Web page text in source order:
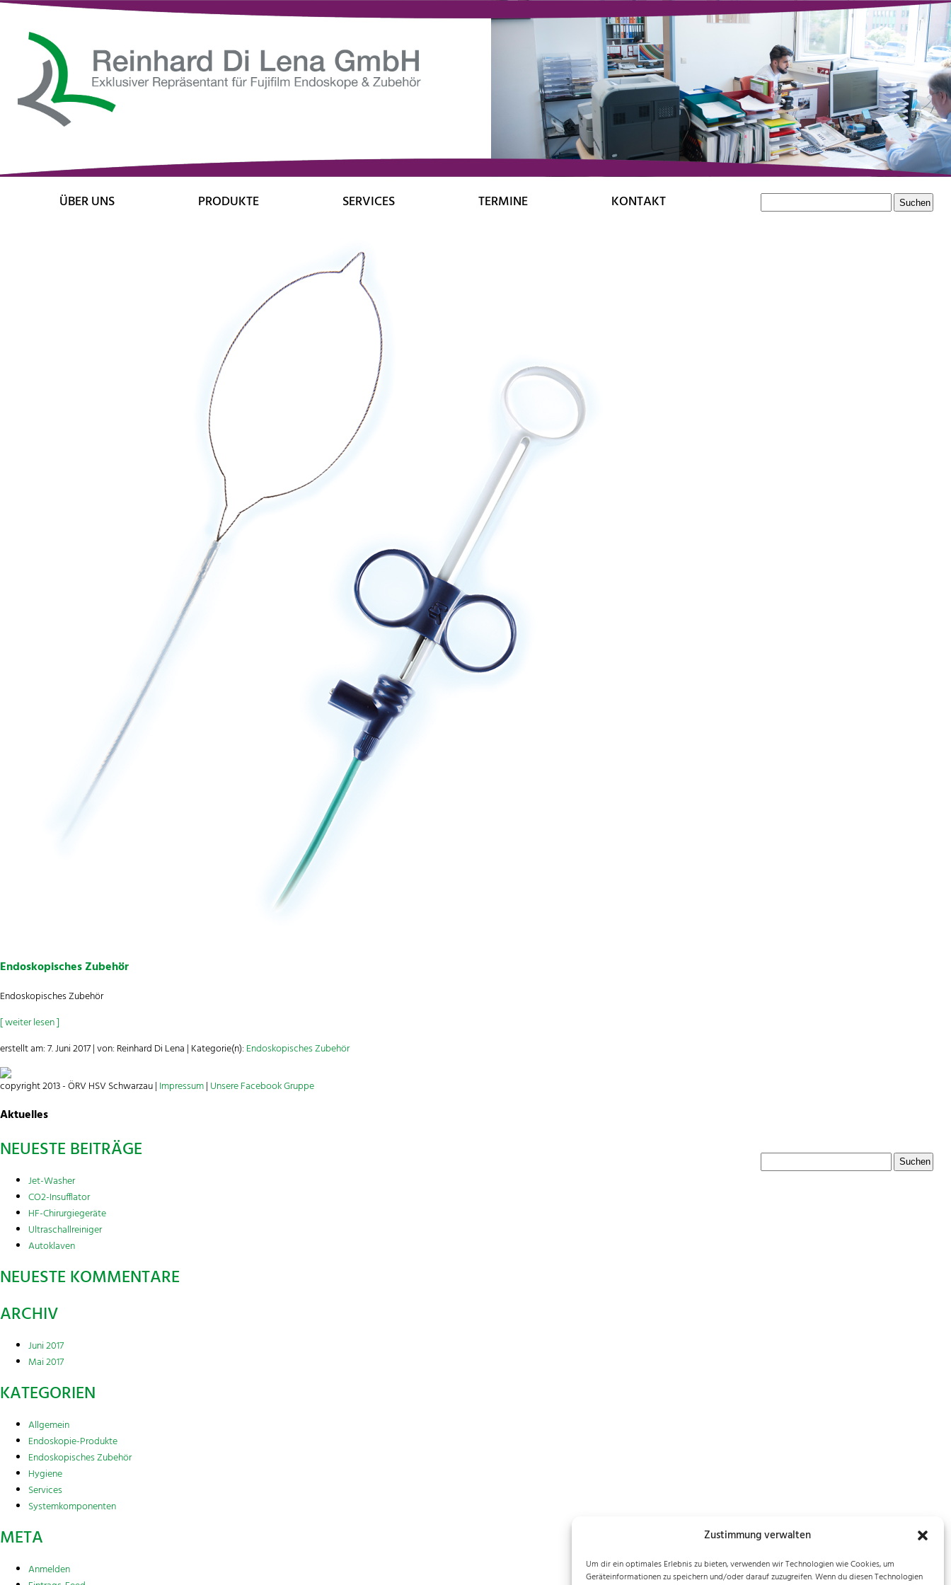
Zustimmung verwalten
Um dir ein optimales Erlebnis zu bieten, verwenden wir Technologien wie Cookies, um
Geräteinformationen zu speichern und/oder darauf zuzugreifen. Wenn du diesen Technologien
ÜBER UNS PRODUKTE SERVICES TERMINE KONTAKT
Endoskopisches Zubehör
Endoskopisches Zubehör
[ weiter lesen ]
erstellt am: 7. Juni 2017 | von: Reinhard Di Lena | Kategorie(n): Endoskopisches Zubehör
copyright 2013 - ÖRV HSV Schwarzau | Impressum| Unsere Facebook Gruppe
Aktuelles
NEUESTE BEITRÄGE
Jet-Washer
CO2-Insufflator
HF-Chirurgiegeräte
Ultraschallreiniger
Autoklaven
NEUESTE KOMMENTARE
ARCHIV
Juni 2017
Mai 2017
KATEGORIEN
Allgemein
Endoskopie-Produkte
Endoskopisches Zubehör
Hygiene
Services
Systemkomponenten
META
Anmelden